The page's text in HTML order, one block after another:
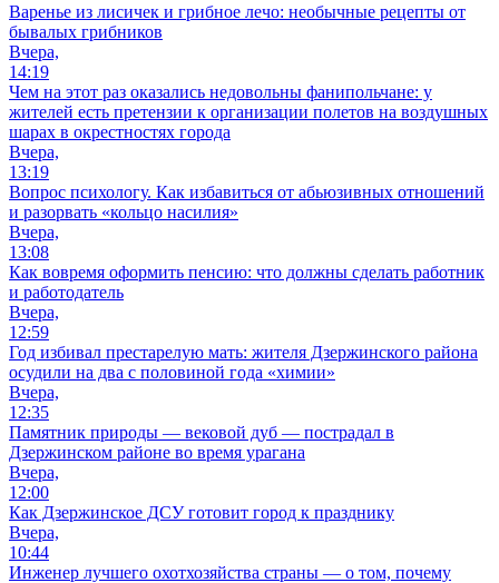
Варенье из лисичек и грибное лечо: необычные рецепты от
бывалых грибников
Вчера,
14:19
Чем на этот раз оказались недовольны фанипольчане: у
жителей есть претензии к организации полетов на воздушных
шарах в окрестностях города
Вчера,
13:19
Вопрос психологу. Как избавиться от абьюзивных отношений
и разорвать «кольцо насилия»
Вчера,
13:08
Как вовремя оформить пенсию: что должны сделать работник
и работодатель
Вчера,
12:59
Год избивал престарелую мать: жителя Дзержинского района
осудили на два с половиной года «химии»
Вчера,
12:35
Памятник природы — вековой дуб — пострадал в
Дзержинском районе во время урагана
Вчера,
12:00
Как Дзержинское ДСУ готовит город к празднику
Вчера,
10:44
Инженер лучшего охотхозяйства страны — о том, почему